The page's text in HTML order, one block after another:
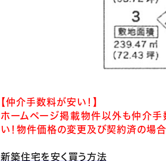
【仲介手数料が安い！】
ホームページ掲載物件以外も仲介手
い！物件価格の変更及び契約済の場合
新築住宅を安く買う方法